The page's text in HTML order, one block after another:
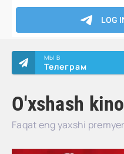
O'xshash
Faqat eng yaxshi
МЫ В
Телеграм